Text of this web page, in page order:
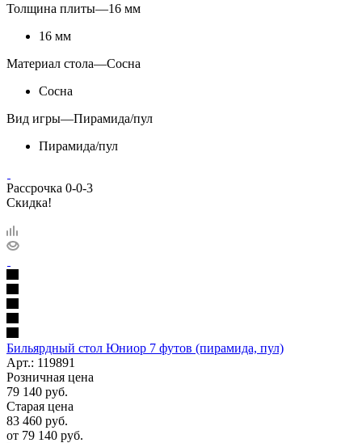
Толщина плиты—16 мм
16 мм
Материал стола—Сосна
Сосна
Вид игры—Пирамида/пул
Пирамида/пул
Рассрочка 0-0-3
Скидка!
Бильярдный стол Юниор 7 футов (пирамида, пул)
Арт.: 119891
Розничная цена
79 140 руб.
Старая цена
83 460 руб.
от 79 140 руб.